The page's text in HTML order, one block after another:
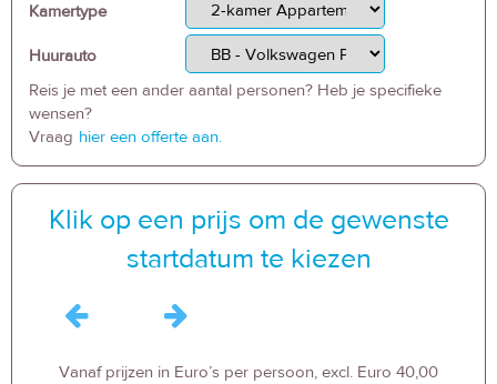
Kamertype
Huurauto
Reis je met een ander aantal personen? Heb je specifieke
wensen?
Vraag hier een offerte aan.
Klik op een prijs om de gewenste
startdatum te kiezen
Vanaf prijzen in Euro’s per persoon, excl. Euro 40,00